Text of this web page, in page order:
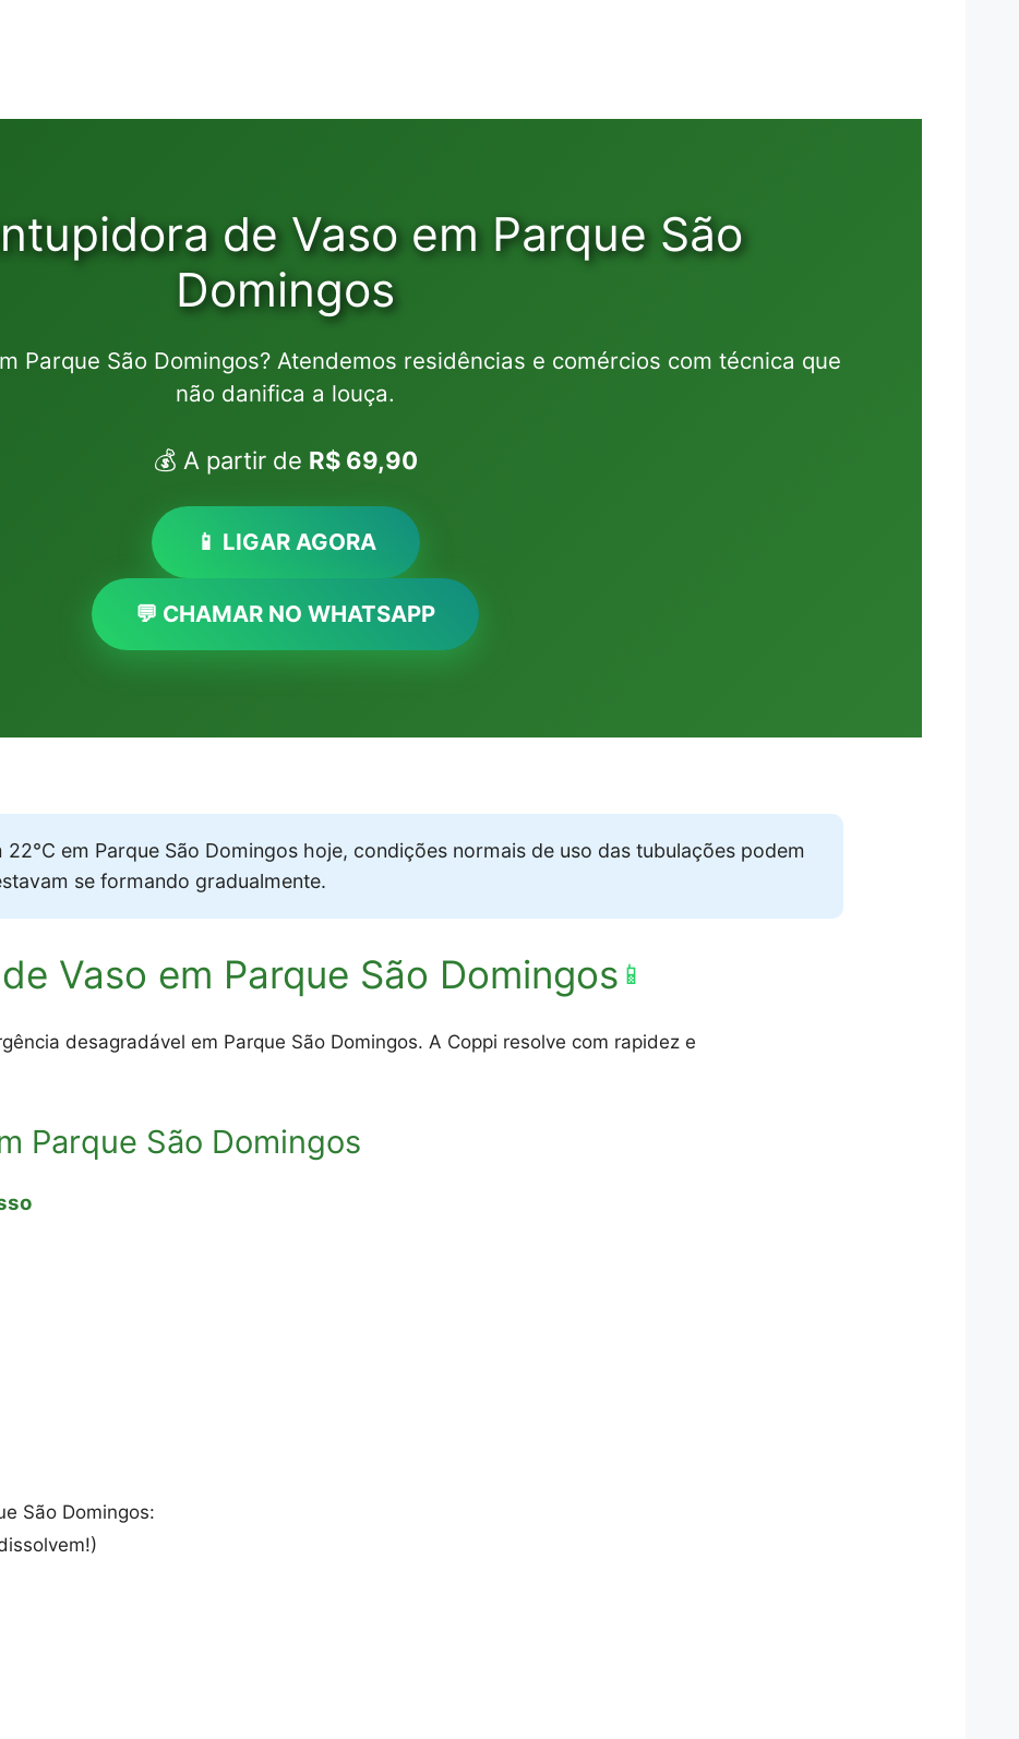
de Vaso em Parque São
Domingos
Parque São Domingos? Atendemos residências e comércios com técnica que
não danifica a louça.
💰 A partir de R$ 69,90
📱 LIGAR AGORA
💬 CHAMAR NO WHATSAPP
22°C em Parque São Domingos hoje, condições normais de uso das tubulações podem
se formando gradualmente.
Vaso em Parque São Domingos 📱
desagradável em Parque São Domingos. A Coppi resolve com rapidez e
Parque São Domingos
São Domingos: